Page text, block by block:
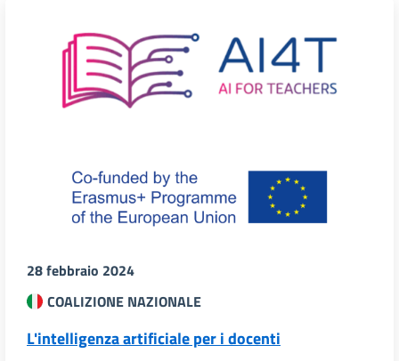
28 febbraio 2024
COALIZIONE NAZIONALE
L'intelligenza artificiale per i docenti